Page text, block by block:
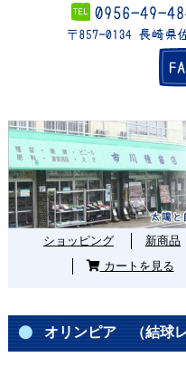
ショッピング 新商品
カートを見る
オリンピア （結球